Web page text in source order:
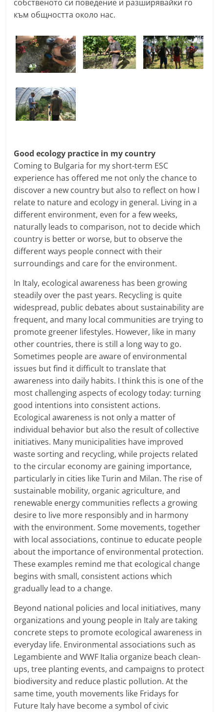
собственото си поведение и разширявайки го
към общността около нас.
Good ecology practice in my country
Coming to Bulgaria for my short-term ESC
experience has offered me not only the chance to
discover a new country but also to reflect on how I
relate to nature and ecology in general. Living in a
different environment, even for a few weeks,
naturally leads to comparison, not to decide which
country is better or worse, but to observe the
different ways people connect with their
surroundings and care for the environment.
In Italy, ecological awareness has been growing
steadily over the past years. Recycling is quite
widespread, public debates about sustainability are
frequent, and many local communities are trying to
promote greener lifestyles. However, like in many
other countries, there is still a long way to go.
Sometimes people are aware of environmental
issues but find it difficult to translate that
awareness into daily habits. I think this is one of the
most challenging aspects of ecology today: turning
good intentions into consistent actions.
Ecological awareness is not only a matter of
individual behavior but also the result of collective
initiatives. Many municipalities have improved
waste sorting and recycling, while projects related
to the circular economy are gaining importance,
particularly in cities like Turin and Milan. The rise of
sustainable mobility, organic agriculture, and
renewable energy communities reflects a growing
desire to live more responsibly and in harmony
with the environment. Some movements, together
with local associations, continue to educate people
about the importance of environmental protection.
These examples remind me that ecological change
begins with small, consistent actions which
gradually lead to a change.
Beyond national policies and local initiatives, many
organizations and young people in Italy are taking
concrete steps to promote ecological awareness in
everyday life. Environmental associations such as
Legambiente and WWF Italia organize beach clean-
ups, tree planting events, and campaigns to protect
biodiversity and reduce plastic pollution. At the
same time, youth movements like Fridays for
Future Italy have become a symbol of civic